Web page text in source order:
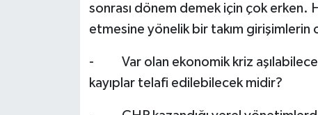
sonrası dönem demek için çok erken.
etmesine yönelik bir takım girişimlerin
- Var olan ekonomik kriz
kayıplar telafi edilebilecek midir?